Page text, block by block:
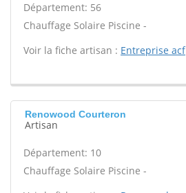
Département: 56
Chauffage Solaire Piscine -
Voir la fiche artisan : Entreprise acf
Renowood Courteron
Artisan
Département: 10
Chauffage Solaire Piscine -